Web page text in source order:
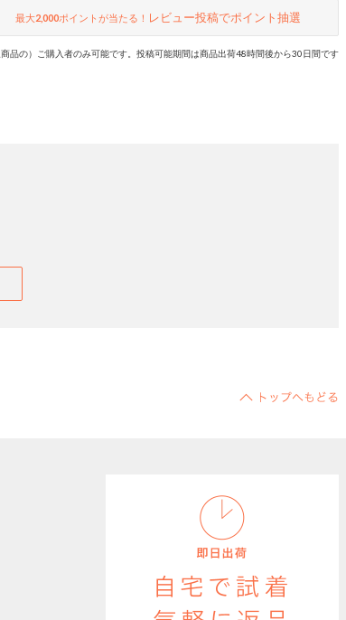
最大2,000ポイントが当たる！ レビュー投稿でポイント抽選
品の）ご購入者のみ可能です。投稿可能期間は商品出荷48時間後から30日間です